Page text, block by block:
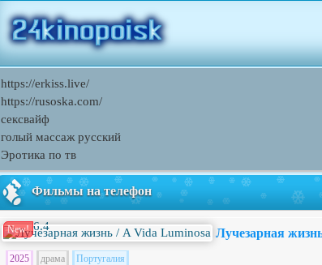
https://erkiss.live/
https://rusoska.com/
сексвайф
голый массаж русский
Эротика по тв
Фильмы на телефон
New! 6.4 Лучезарная
2025 драма Португалия